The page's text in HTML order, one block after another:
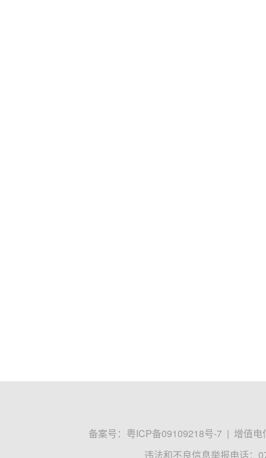
备案号： 粤ICP备09109218号-7 | 增值电
违法和不良信息举报电话：